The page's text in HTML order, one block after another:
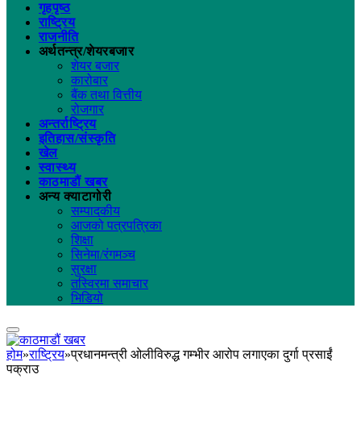
गृहपृष्ठ
राष्ट्रिय
राजनीति
अर्थतन्त्र/शेयरबजार
शेयर बजार
कारोबार
बैंक तथा वित्तीय
रोजगार
अन्तर्राष्ट्रिय
इतिहास/संस्कृति
खेल
स्वास्थ्य
काठमाडौं खबर
अन्य क्याटागोरी
सम्पादकीय
आजको पत्रपत्रिका
शिक्षा
सिनेमा/रंगमञ्च
सुरक्षा
तस्विरमा समाचार
भिडियो
होम»राष्ट्रिय»प्रधानमन्त्री ‌ओलीविरुद्ध गम्भीर आरोप लगाएका दुर्गा प्रसाईं
पक्राउ